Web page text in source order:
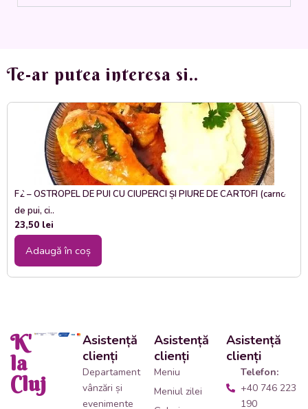
Te-ar putea interesa si..
F2 – OSTROPEL DE PUI CU CIUPERCI ȘI PIURE DE CARTOFI (carne
de pui, ci..
23,50 lei
Adaugă în coș
K'
la
Cluj
Asistență
clienți
Departament
vânzări și
evenimente
Asistență
clienți
Meniu
Meniul zilei
Asistență
clienți
Telefon:
+40 746 223
190